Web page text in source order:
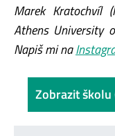
Marek Kratochvíl
Athens University
Napiš mi na
Zobrazit školu